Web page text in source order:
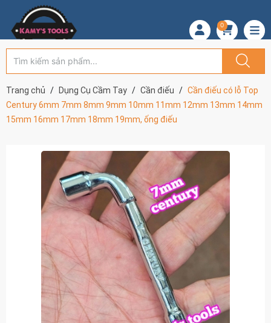
0
Trang chủ Dụng Cụ Cầm Tay Cần điếu
Cần điếu có lỗ Top
Century 6mm 7mm 8mm 9mm 10mm 11mm 12mm 13mm 14mm
15mm 16mm 17mm 18mm 19mm, ống điếu